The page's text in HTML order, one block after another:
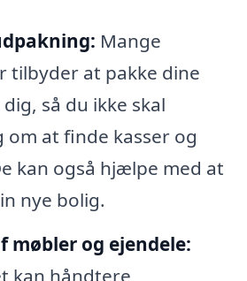
Mange
tilbyder at pakke dine
så du ikke skal
om at finde kasser og
kan også hjælpe med at
nye bolig.
møbler og ejendele:
kan håndtere